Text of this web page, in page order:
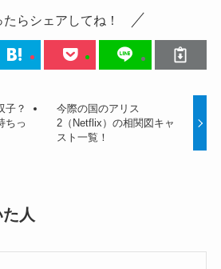
たらシェアしてね！
子？
ちっ
今際の国のアリス
2（Netflix）の相関図キャ
スト一覧！
人